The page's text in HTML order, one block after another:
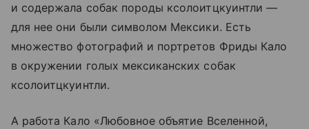
и содержала собак породы кcoлоитцкуинтли —
для нее они были символом Мексики. Есть
множество фотографий и портретов Фриды Кало
в окружении голых мексиканских собак
кcoлоитцкуинтли.
А работа Кало «Любовное объятие Вселенной,